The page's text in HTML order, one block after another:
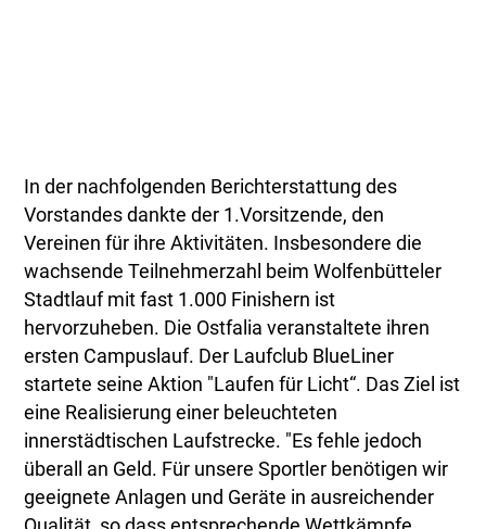
In der nachfolgenden Berichterstattung des
Vorstandes dankte der 1.Vorsitzende, den
Vereinen für ihre Aktivitäten. Insbesondere die
wachsende Teilnehmerzahl beim Wolfenbütteler
Stadtlauf mit fast 1.000 Finishern ist
hervorzuheben. Die Ostfalia veranstaltete ihren
ersten Campuslauf. Der Laufclub BlueLiner
startete seine Aktion "Laufen für Licht“. Das Ziel ist
eine Realisierung einer beleuchteten
innerstädtischen Laufstrecke. "Es fehle jedoch
überall an Geld. Für unsere Sportler benötigen wir
geeignete Anlagen und Geräte in ausreichender